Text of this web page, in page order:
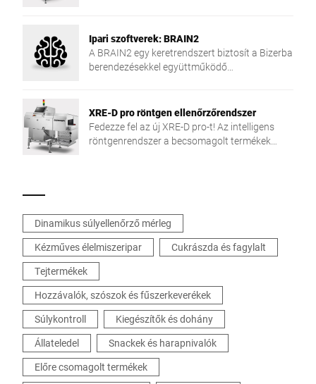
Ipari szoftverek: BRAIN2
A BRAIN2 egy keretrendszert biztosít a Bizerba
berendezésekkel együttműködő
valósít meg. Ön a kiválasztott modulok
segítségével egy testre szabott
automatizálható és más rendszerek felé
nyitott termelés támogató szoftvert
XRE-D pro röntgen ellenőrzőrendszer
Fedezze fel az új XRE-D pro-t! Az intelligens
röntgenrendszer a becsomagolt termékek
Dinamikus súlyellenőrző mérleg
Kézműves élelmiszeripar
Cukrászda és fagylalt
Tejtermékek
Hozzávalók, szószok és fűszerkeverékek
Súlykontroll
Kiegészítők és dohány
Állateledel
Snackek és harapnivalók
Előre csomagolt termékek